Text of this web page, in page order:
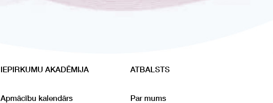
IEPIRKUMU AKADĒMIJA
Apmācību kalendārs
ATBALSTS
Par mums